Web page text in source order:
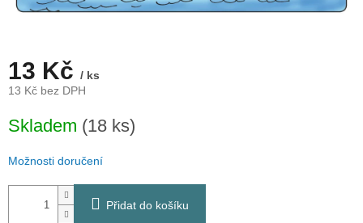
13 Kč / ks
13 Kč bez DPH
cena:
Skladem (18 ks)
Možnosti doručení
Přidat do košíku